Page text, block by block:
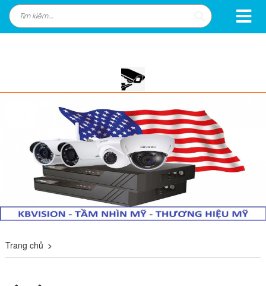
Trang chủ >